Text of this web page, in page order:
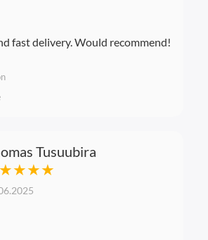
fast delivery. Would recommend!
Tusuubira